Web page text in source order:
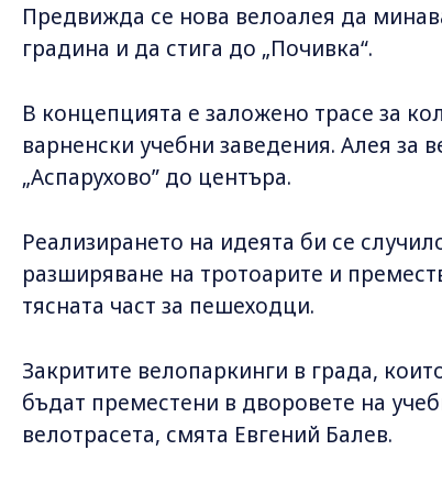
Предвижда се нова велоалея да
градина и да стига до „Почивка“.
В концепцията е заложено трасе за
варненски учебни заведения. Алея за
„Аспарухово” до центъра.
Реализирането на идеята би се
разширяване на тротоарите и
тясната част за пешеходци.
Закритите велопаркинги в града,
бъдат преместени в дворовете на
велотрасета, смята Евгений Балев.